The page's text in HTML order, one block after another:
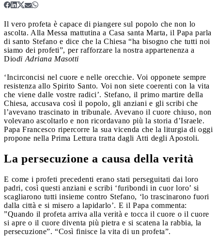
Il vero profeta è capace di piangere sul popolo che non lo
ascolta. Alla Messa mattutina a Casa santa Marta, il Papa parla
di santo Stefano e dice che la Chiesa “ha bisogno che tutti noi
siamo dei profeti”, per rafforzare la nostra appartenenza a
Diodi Adriana Masotti
‘Incirconcisi nel cuore e nelle orecchie. Voi opponete sempre
resistenza allo Spirito Santo. Voi non siete coerenti con la vita
che viene dalle vostre radici’. Stefano, il primo martire della
Chiesa, accusava così il popolo, gli anziani e gli scribi che
l’avevano trascinato in tribunale. Avevano il cuore chiuso, non
volevano ascoltarlo e non ricordavano più la storia d’Israele.
Papa Francesco ripercorre la sua vicenda che la liturgia di oggi
propone nella Prima Lettura tratta dagli Atti degli Apostoli.
La persecuzione a causa della verità
E come i profeti precedenti erano stati perseguitati dai loro
padri, così questi anziani e scribi ‘furibondi in cuor loro’ si
scagliarono tutti insieme contro Stefano, ‘lo trascinarono fuori
dalla città e si misero a lapidarlo’. E il Papa commenta:
”Quando il profeta arriva alla verità e tocca il cuore o il cuore
si apre o il cuore diventa più pietra e si scatena la rabbia, la
persecuzione”. “Così finisce la vita di un profeta”.